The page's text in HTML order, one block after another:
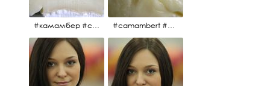
#камамбер #сыр #camambert #camambert #сыр#камамбер